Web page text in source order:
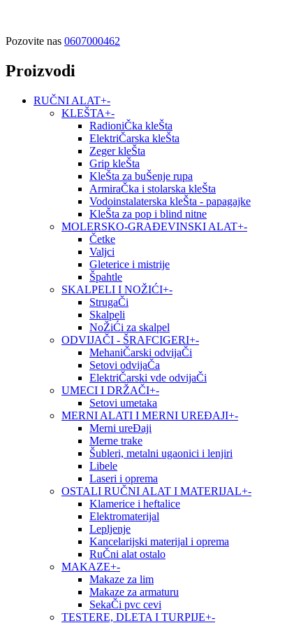
Pozovite nas 0607000462
Proizvodi
RUČNI ALAT+-
KLEŠTA+-
RadioniČka kleŠta
ElektriČarska kleŠta
Zeger kleŠta
Grip kleŠta
KleŠta za buŠenje rupa
ArmiraČka i stolarska kleŠta
Vodoinstalaterska kleŠta - papagajke
KleŠta za pop i blind nitne
MOLERSKO-GRAĐEVINSKI ALAT+-
Četke
Valjci
Gleterice i mistrije
Špahtle
SKALPELI I NOŽIĆI+-
StrugaČi
Skalpeli
NoŽiĆi za skalpel
ODVIJAČI - ŠRAFCIGERI+-
MehaniČarski odvijaČi
Setovi odvijaČa
ElektriČarski vde odvijaČi
UMECI I DRŽAČI+-
Setovi umetaka
MERNI ALATI I MERNI UREĐAJI+-
Merni ureĐaji
Merne trake
Šubleri, metalni ugaonici i lenjiri
Libele
Laseri i oprema
OSTALI RUČNI ALAT I MATERIJAL+-
Klamerice i heftalice
Elektromaterijal
Lepljenje
Kancelarijski materijal i oprema
RuČni alat ostalo
MAKAZE+-
Makaze za lim
Makaze za armaturu
SekaČi pvc cevi
TESTERE, DLETA I TURPIJE+-